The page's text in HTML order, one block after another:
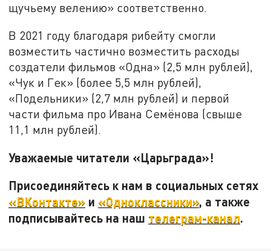
щучьему велению» соответственно.
В 2021 году благодаря рибейту смогли
возместить частично возместить расходы
создатели фильмов «Одна» (2,5 млн рублей),
«Чук и Гек» (более 5,5 млн рублей),
«Подельники» (2,7 млн рублей) и первой
части фильма про Ивана Семёнова (свыше
11,1 млн рублей).
Уважаемые читатели «Царьграда»!
Присоединяйтесь к нам в социальных сетях
«ВКонтакте» и «Одноклассники», а также
подписывайтесь на наш телеграм-канал.